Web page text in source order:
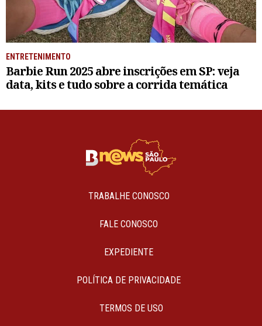
ENTRETENIMENTO
Barbie Run 2025 abre inscrições em SP: veja
data, kits e tudo sobre a corrida temática
TRABALHE CONOSCO
FALE CONOSCO
EXPEDIENTE
POLÍTICA DE PRIVACIDADE
TERMOS DE USO